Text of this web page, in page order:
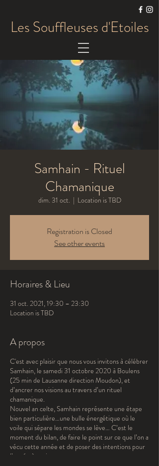
Les Souffleuses d'Etoiles
Samhain - Rituel
Chamanique
dim. 31 oct.
  |
Location is TBD
Registration is Closed
See other events
Horaires & Lieu
31 oct. 2021, 19:30 – 23:30
Location is TBD
A propos
C'est avec plaisir que nous vous invitons à célébrer
Samhain, le samedi 31 octobre 2020 à Boulens
(25 min de Lausanne direction Moudon), et
d’ancrer nos visions au travers d’un rituel
chamanique.
Nouvel an celte, Samhain représente une étape
bien particulière…une bulle énergétique où le
voile qui sépare les mondes se lève… C’est le
moment du bilan, de faire le point sur ce que l’on a
vécu cette année et de poser des intentions pour
l’année à venir.